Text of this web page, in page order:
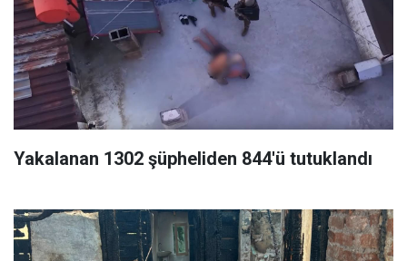
Yakalanan 1302 şüpheliden 844'ü tutuklandı